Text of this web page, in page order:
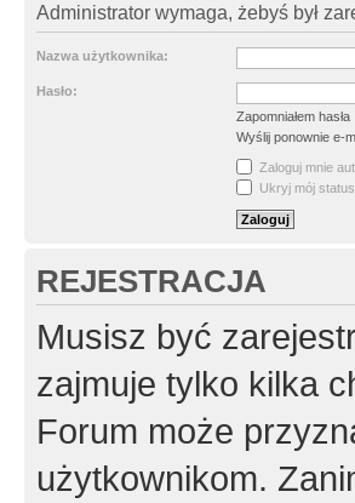
Administrator wymaga, żebyś był
Nazwa użytkownika:
Hasło:
Zapomniałem hasła
Wyślij ponownie e-
Zaloguj mnie
Ukryj mój
REJESTRACJA
Musisz być
zajmuje tylko kilka
Forum może
użytkownikom.